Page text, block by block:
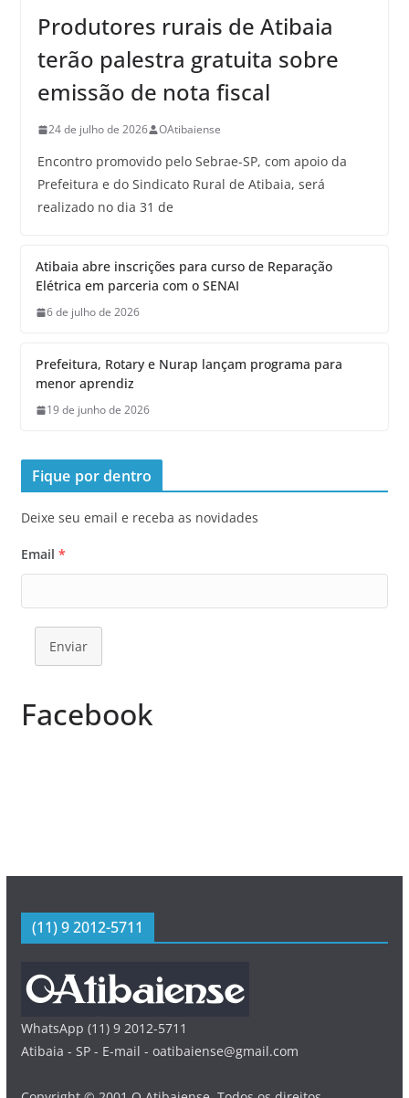
Produtores rurais de Atibaia
terão palestra gratuita sobre
emissão de nota fiscal
24 de julho de 2026 OAtibaiense
Encontro promovido pelo Sebrae-SP, com apoio da
Prefeitura e do Sindicato Rural de Atibaia, será
realizado no dia 31 de
Atibaia abre inscrições para curso de Reparação
Elétrica em parceria com o SENAI
6 de julho de 2026
Prefeitura, Rotary e Nurap lançam programa para
menor aprendiz
19 de junho de 2026
Fique por dentro
Deixe seu email e receba as novidades
Email *
Enviar
Facebook
(11) 9 2012-5711
WhatsApp (11) 9 2012-5711
Atibaia - SP - E-mail - oatibaiense@gmail.com